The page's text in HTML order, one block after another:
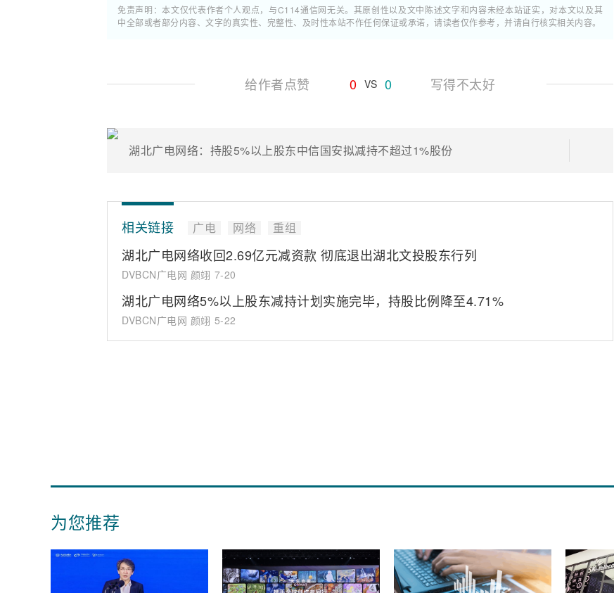
免责声明：本文仅代表作者个人观点，与C114通信网无关。其原创性以及文中陈述文字和内容未经本站证实，对本文以及其
中全部或者部分内容、文字的真实性、完整性、及时性本站不作任何保证或承诺，请读者仅作参考，并请自行核实相关内容。
给作者点赞 0 VS 0 写得不太好
湖北广电网络：持股5%以上股东中信国安拟减持不超过1%股份
相关链接 广电 网络 重组
湖北广电网络收回2.69亿元减资款 彻底退出湖北文投股东行列
DVBCN广电网 颜翊 7-20
湖北广电网络5%以上股东减持计划实施完毕，持股比例降至4.71%
DVBCN广电网 颜翊 5-22
为您推荐